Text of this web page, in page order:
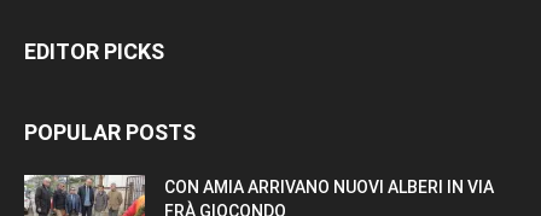
EDITOR PICKS
POPULAR POSTS
CON AMIA ARRIVANO NUOVI ALBERI IN VIA
FRÀ GIOCONDO